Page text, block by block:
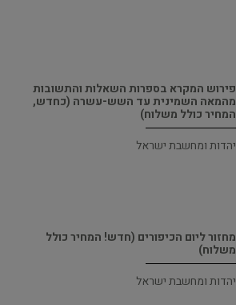
פירוש המקרא בספרות השאלות והתשובות
מהמאה השמינית עד השש-עשרה (כחדש,
המחיר כולל משלוח)
יהדות ומחשבת ישראל
מחזור ליום הכיפורים (חדש! המחיר כולל
משלוח)
יהדות ומחשבת ישראל